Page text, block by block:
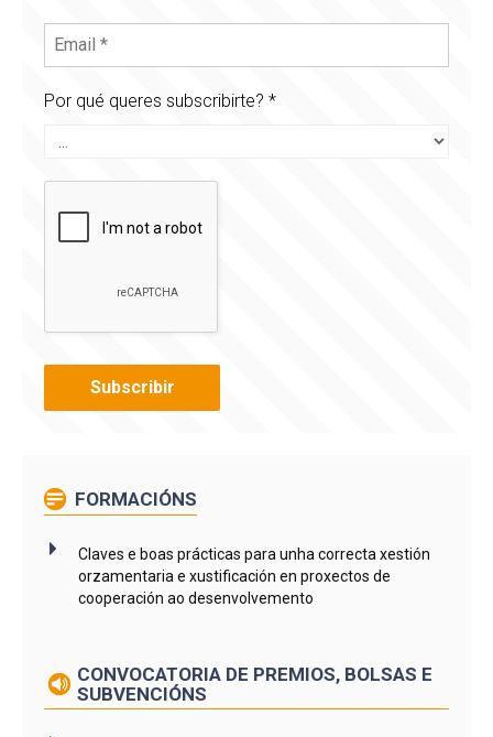
Por qué queres subscribirte? *
FORMACIÓNS
Claves e boas prácticas para unha correcta xestión
orzamentaria e xustificación en proxectos de
cooperación ao desenvolvemento
CONVOCATORIA DE PREMIOS, BOLSAS E
SUBVENCIÓNS